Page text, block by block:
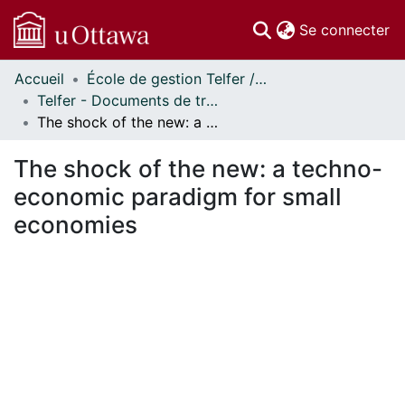
Se connecter
Communautés
et collections
Parcourir
À propos
Accueil
École de gestion Telfer // Telfer School of Management
Telfer - Documents de travail // Telfer - Working Papers
The shock of the new: a techno-economic paradigm for small economies
The shock of the new: a techno-
economic paradigm for small
economies